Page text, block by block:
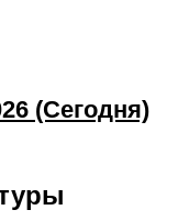
(Cегодня)